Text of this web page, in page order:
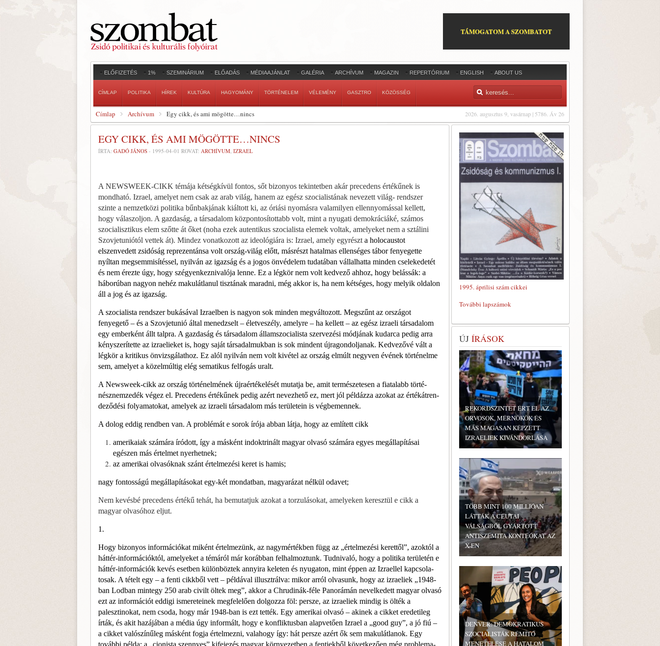
TÁMOGATOM A SZOMBATOT
ELŐFIZETÉS 1% SZEMINÁRIUM ELŐADÁS MÉDIAAJÁNLAT GALÉRIA ARCHÍVUM MAGAZIN REPERTÓRIUM ENGLISH ABOUT US
CÍMLAP POLITIKA HÍREK KULTÚRA HAGYOMÁNY TÖRTÉNELEM VÉLEMÉNY GASZTRO KÖZÖSSÉG
2026. augusztus 9, vasárnap | 5786. Áv 26
Címlap Archívum Egy cikk, és ami mögötte…nincs
EGY CIKK, ÉS AMI MÖGÖTTE…NINCS
ÍRTA: GADÓ JÁNOS - 1995-04-01 ROVAT: ARCHÍVUM, IZRAEL
A NEWSWEEK-CIKK témája kétségkívül fontos, sőt bizo­nyos tekintetben akár prece­dens értékűnek is
mondható. Izrael, amelyet nem csak az arab világ, hanem az egész szocialistának nevezett világ- rendszer
szinte a nemzetközi politika bűnbakjának kiáltott ki, az óriási nyo­másra valamilyen ellennyomással kel­lett,
hogy válaszoljon. A gazdaság, a társadalom központosítottabb volt, mint a nyugati demokráciáké, számos
szocialisztikus elem szőtte át őket (noha ezek autentikus szocialista elemek vol­tak, amelyeket nem a sztálini
Szovjet­uniótól vettek át). Mindez vonatkozott az ideológiára is: Izrael, amely egyrészt a holocaustot
elszenvedett zsidóság reprezentánsa volt ország-világ előtt, másrészt hatalmas ellenséges tábor fenyegette
nyíltan megsemmisítéssel, nyilván az igazság és a jogos ön­védelem tudatában vállalhatta minden cselekedetét
és nem érezte úgy, hogy szégyenkeznivalója lenne. Ez a légkör nem volt kedvező ahhoz, hogy be­lássák: a
háborúban nagyon nehéz makulátlanul tisztának maradni, még akkor is, ha nem kétséges, hogy melyik oldalon
áll a jog és az igazság.
A szocialista rendszer bukásával Iz­raelben is nagyon sok minden megvál­tozott. Megszűnt az országot
fenyegető – és a Szovjetunió által menedzselt – életveszély, amelyre – ha kellett – az egész izraeli társadalom
egy emberként állt talpra. A gazdaság és társadalom államszocialista szervezési módjának kudarca pedig arra
kényszerítette az izraelieket is, hogy saját társadalmuk­ban is sok mindent újragondoljanak. Kedvezővé vált a
légkör a kritikus önvizsgálathoz. Ez alól nyilván nem volt kivétel az ország elmúlt negyven évének történelme
sem, amelyet a közelmúltig elég sematikus felfogás uralt.
A Newsweek-cikk az ország tör­ténelmének újraértékelését mutatja be, amit természetesen a fiatalabb törté­
nésznemzedék végez el. Precedens értékűnek pedig azért nevezhető ez, mert jól példázza azokat az értékátren­
deződési folyamatokat, amelyek az izraeli társadalom más területein is vég­bemennek.
A dolog eddig rendben van. A problémát e sorok írója abban látja, hogy az említett cikk
amerikaiak számára íródott, így a másként indoktrinált magyar olvasó számára egyes megállapításai
egészen más értelmet nyerhetnek;
az amerikai olvasóknak szánt értelmezési keret is hamis;
nagy fontosságú megállapításokat egy-két mondatban, magyarázat nélkül odavet;
Nem kevésbé precedens értékű te­hát, ha bemutatjuk azokat a torzulá­sokat, amelyeken keresztül e cikk a
magyar olvasóhoz eljut.
1.
Hogy bizonyos információkat miként értelmezünk, az nagymértékben függ az „értelmezési kerettől”, azoktól a
háttér-információktól, amelyeket a témáról már korábban felhalmoztunk. Tudnivaló, hogy a politika területén e
háttér-információk kevés esetben különböztek annyira keleten és nyuga­ton, mint éppen az Izraellel kapcsola­
tosak. A tételt egy – a fenti cikkből vett – példával illusztrálva: mikor arról olvasunk, hogy az izraeliek „1948-
ban Lodban mintegy 250 arab civilt öltek meg”, akkor a Chrudinák-féle Panorá­mán nevelkedett magyar olvasó
ezt az információt eddigi ismereteinek meg­felelően dolgozza föl: persze, az iz­raeliek mindig is ölték a
palesztinokat, nem csoda, hogy már 1948-ban is ezt tették. Egy amerikai olvasó – akinek a cikket eredetileg
írták, és akit hazájában a média úgy informált, hogy e konflik­tusban alapvetően Izrael a „good guy”, a jó fiú –
a cikket valószínűleg másként fogja értelmezni, valahogy így: hát persze azért ők sem makulátlanok. Egy
további példa: a „cionista szennyes” kifejezés magyar környezetben a fen­tiekből következően még problema­
1995. áprilisi szám cikkei
További lapszámok
ÚJ ÍRÁSOK
REKORDSZINTET ÉRT EL AZ
ORVOSOK, MÉRNÖKÖK ÉS
MÁS MAGASAN KÉPZETT
IZRAELIEK KIVÁNDORLÁSA
TÖBB MINT 100 MILLIÓAN
LÁTTÁK A CEUTAI
VÁLSÁGBÓL GYÁRTOTT
ANTISZEMITA KONTEÓKAT AZ
X-EN
DENVER: DEMOKRATIKUS
SZOCIALISTÁK RÉMÍTŐ
MENETELÉSE A HATALOM